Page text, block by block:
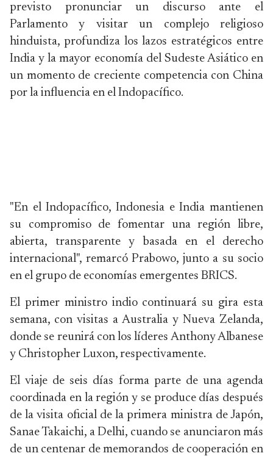
previsto pronunciar un discurso ante el
Parlamento y visitar un complejo religioso
hinduista, profundiza los lazos estratégicos entre
India y la mayor economía del Sudeste Asiático en
un momento de creciente competencia con China
por la influencia en el Indopacífico.
"En el Indopacífico, Indonesia e India mantienen
su compromiso de fomentar una región libre,
abierta, transparente y basada en el derecho
internacional", remarcó Prabowo, junto a su socio
en el grupo de economías emergentes BRICS.
El primer ministro indio continuará su gira esta
semana, con visitas a Australia y Nueva Zelanda,
donde se reunirá con los líderes Anthony Albanese
y Christopher Luxon, respectivamente.
El viaje de seis días forma parte de una agenda
coordinada en la región y se produce días después
de la visita oficial de la primera ministra de Japón,
Sanae Takaichi, a Delhi, cuando se anunciaron más
de un centenar de memorandos de cooperación en